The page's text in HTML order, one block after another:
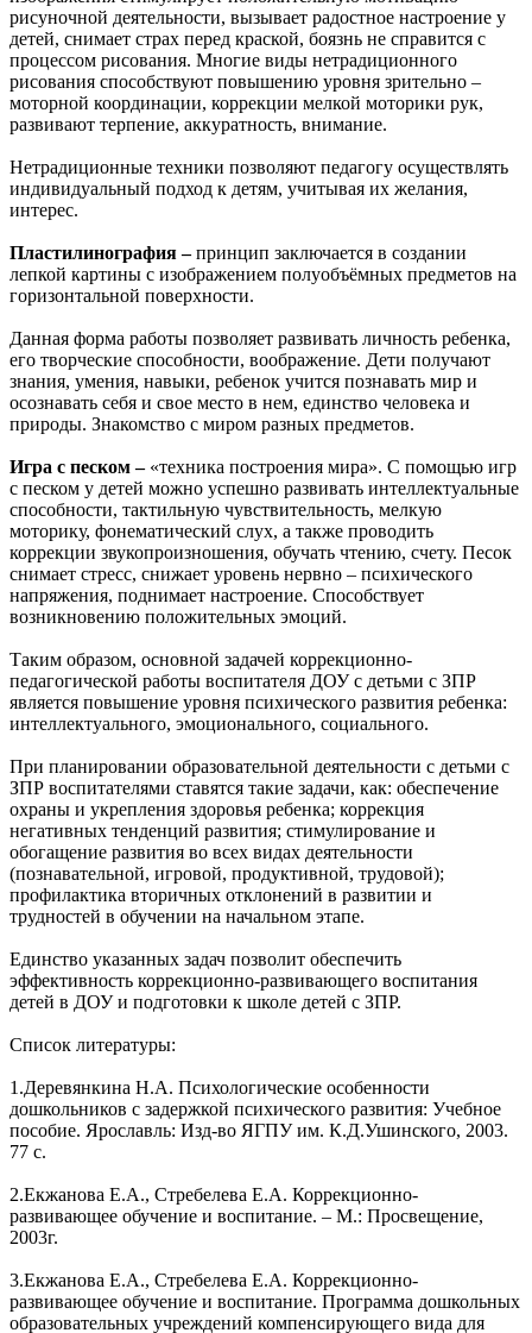
рисуночной деятельности, вызывает радостное настроение у
детей, снимает страх перед краской, боязнь не справится с
процессом рисования. Многие виды нетрадиционного
рисования способствуют повышению уровня зрительно –
моторной координации, коррекции мелкой моторики рук,
развивают терпение, аккуратность, внимание.
Нетрадиционные техники позволяют педагогу осуществлять
индивидуальный подход к детям, учитывая их желания,
интерес.
Пластилинография –принцип заключается в создании
лепкой картины с изображением полуобъёмных предметов на
горизонтальной поверхности.
Данная форма работы позволяет развивать личность ребенка,
его творческие способности, воображение. Дети получают
знания, умения, навыки, ребенок учится познавать мир и
осознавать себя и свое место в нем, единство человека и
природы. Знакомство с миром разных предметов.
Игра с песком –«техника построения мира». С помощью игр
с песком у детей можно успешно развивать интеллектуальные
способности, тактильную чувствительность, мелкую
моторику, фонематический слух, а также проводить
коррекции звукопроизношения, обучать чтению, счету. Песок
снимает стресс, снижает уровень нервно – психического
напряжения, поднимает настроение. Способствует
возникновению положительных эмоций.
Таким образом, основной задачей коррекционно-
педагогической работы воспитателя ДОУ с детьми с ЗПР
является повышение уровня психического развития ребенка:
интеллектуального, эмоционального, социального.
При планировании образовательной деятельности с детьми с
ЗПР воспитателями ставятся такие задачи, как: обеспечение
охраны и укрепления здоровья ребенка; коррекция
негативных тенденций развития; стимулирование и
обогащение развития во всех видах деятельности
(познавательной, игровой, продуктивной, трудовой);
профилактика вторичных отклонений в развитии и
трудностей в обучении на начальном этапе.
Единство указанных задач позволит обеспечить
эффективность коррекционно-развивающего воспитания
детей в ДОУ и подготовки к школе детей с ЗПР.
Список литературы:
1.Деревянкина Н.А. Психологические особенности
дошкольников с задержкой психического развития: Учебное
пособие. Ярославль: Изд-во ЯГПУ им. К.Д.Ушинского, 2003.
77 с.
2.Екжанова Е.А., Стребелева Е.А. Коррекционно-
развивающее обучение и воспитание. – М.: Просвещение,
2003г.
3.Екжанова Е.А., Стребелева Е.А. Коррекционно-
развивающее обучение и воспитание. Программа дошкольных
образовательных учреждений компенсирующего вида для